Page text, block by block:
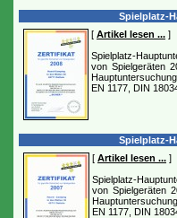
Spielplatz-
[ Artikel lesen ... ]
Spielplatz-
von Spielgeräten
EN 1177, DIN
Spielplatz-
[ Artikel lesen ... ]
Spielplatz-
von Spielgeräten
EN 1177, DIN